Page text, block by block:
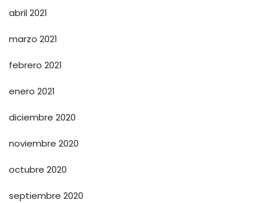
abril 2021
marzo 2021
febrero 2021
enero 2021
diciembre 2020
noviembre 2020
octubre 2020
septiembre 2020